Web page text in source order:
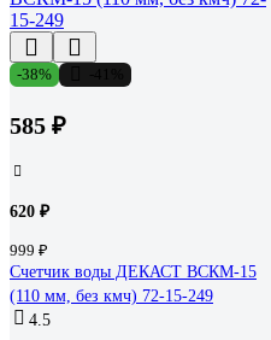
-38%
585 ₽
620 ₽
999 ₽
Счетчик воды ДЕКАСТ ВСКМ-15
(110 мм, без кмч) 72-15-249
4.5